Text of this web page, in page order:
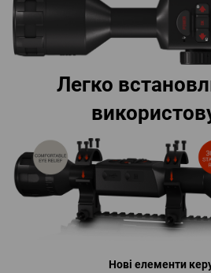
Легко
Нові елементи